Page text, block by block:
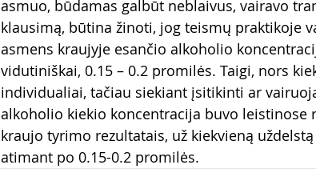
asmuo, būdamas galbūt neblaivus, vairavo
klausimą, būtina žinoti, jog teismų praktikoje
asmens kraujyje esančio alkoholio
vidutiniškai, 0.15 – 0.2 promilės. Taigi, nors
individualiai, tačiau siekiant įsitikinti ar
alkoholio kiekio koncentracija buvo leistinose
kraujo tyrimo rezultatais, už kiekvieną
atimant po 0.15-0.2 promilės.